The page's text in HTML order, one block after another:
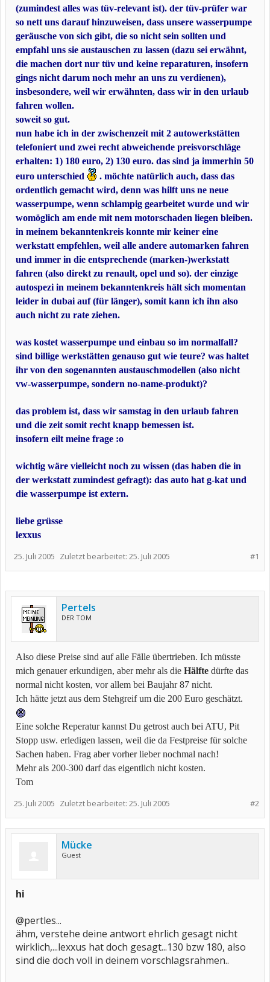
(zumindest alles was tüv-relevant ist). der tüv-prüfer war
so nett uns darauf hinzuweisen, dass unsere wasserpumpe
geräusche von sich gibt, die so nicht sein sollten und
empfahl uns sie austauschen zu lassen (dazu sei erwähnt,
die machen dort nur tüv und keine reparaturen, insofern
gings nicht darum noch mehr an uns zu verdienen),
insbesondere, weil wir erwähnten, dass wir in den urlaub
fahren wollen.
soweit so gut.
nun habe ich in der zwischenzeit mit 2 autowerkstätten
telefoniert und zwei recht abweichende preisvorschläge
erhalten: 1) 180 euro, 2) 130 euro. das sind ja immerhin 50
euro unterschied
. möchte natürlich auch, dass das
ordentlich gemacht wird, denn was hilft uns ne neue
wasserpumpe, wenn schlampig gearbeitet wurde und wir
womöglich am ende mit nem motorschaden liegen bleiben.
in meinem bekanntenkreis konnte mir keiner eine
werkstatt empfehlen, weil alle andere automarken fahren
und immer in die entsprechende (marken-)werkstatt
fahren (also direkt zu renault, opel und so). der einzige
autospezi in meinem bekanntenkreis hält sich momentan
leider in dubai auf (für länger), somit kann ich ihn also
auch nicht zu rate ziehen.
was kostet wasserpumpe und einbau so im normalfall?
sind billige werkstätten genauso gut wie teure? was haltet
ihr von den sogenannten austauschmodellen (also nicht
vw-wasserpumpe, sondern no-name-produkt)?
das problem ist, dass wir samstag in den urlaub fahren
und die zeit somit recht knapp bemessen ist.
insofern eilt meine frage :o
wichtig wäre vielleicht noch zu wissen (das haben die in
der werkstatt zumindest gefragt): das auto hat g-kat und
die wasserpumpe ist extern.
liebe grüsse
lexxus
#1
25. Juli 2005 Zuletzt bearbeitet: 25. Juli 2005
Pertels
DER TOM
Also diese Preise sind auf alle Fälle übertrieben. Ich müsste
mich genauer erkundigen, aber mehr als die Hälfte dürfte das
normal nicht kosten, vor allem bei Baujahr 87 nicht.
Ich hätte jetzt aus dem Stehgreif um die 200 Euro geschätzt.
Eine solche Reperatur kannst Du getrost auch bei ATU, Pit
Stopp usw. erledigen lassen, weil die da Festpreise für solche
Sachen haben. Frag aber vorher lieber nochmal nach!
Mehr als 200-300 darf das eigentlich nicht kosten.
Tom
#2
25. Juli 2005 Zuletzt bearbeitet: 25. Juli 2005
Mücke
Guest
hi
@pertles...
ähm, verstehe deine antwort ehrlich gesagt nicht
wirklich,...lexxus hat doch gesagt...130 bzw 180, also
sind die doch voll in deinem vorschlagsrahmen..